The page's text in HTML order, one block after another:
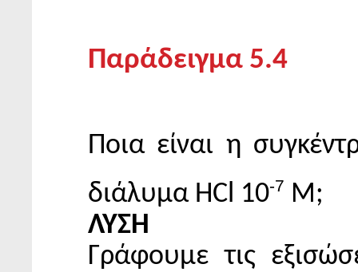
Παράδειγμα 5.4
Ποια είναι η
διάλυμα HCl 10-7 M;
ΛΥΣΗ
Γράφουμε τις